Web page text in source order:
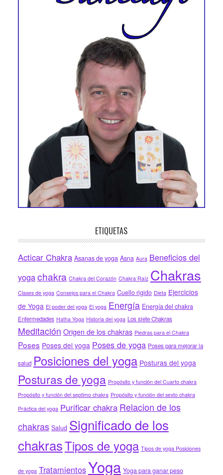
ETIQUETAS
Acticar Chakra Asanas de yoga Asna Aura Beneficios del
yogachakra Chakra del Corazón Chakra Raíz Chakras
Clases de yoga Consejos para el Chakra Cuello rigido Dieta Ejercicios
de Yoga El poder del yoga El yoga Energía Energía del chakra
Enfermedades Hatha Yoga Historia del yoga Los siete Chakras
Meditación Origen de los chakras Piedras para el Chakra
Poses Poses del yoga Poses de yoga Poses para mejorar la
salud Posiciones del yoga Posturas del yoga
Posturas de yoga Propósito y función del Cuarto chakra
Propósito y función del septimo chakra Propósito y función del sexto chakra
Práctica del yoga Purificar chakra Relacion de los
chakras Salud Significado de los
chakrasTipos de yoga Tipos de yoga Posiciones
de yoga TratamientosYoga Yoga para ganar peso